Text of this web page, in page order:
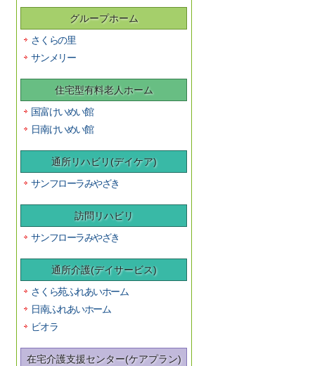
グループホーム
さくらの里
サンメリー
住宅型有料老人ホーム
国富けいめい館
日南けいめい館
通所リハビリ(デイケア)
サンフローラみやざき
訪問リハビリ
サンフローラみやざき
通所介護(デイサービス)
さくら苑ふれあいホーム
日南ふれあいホーム
ビオラ
在宅介護支援センター(ケアプラン)